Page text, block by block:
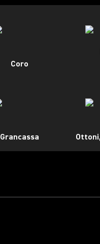
Coro
Grancassa